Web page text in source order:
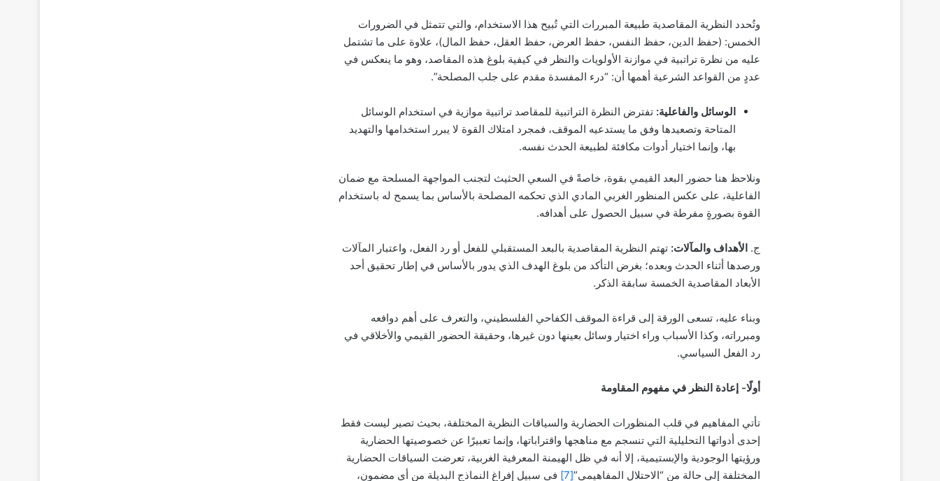
وتُحدد النظرية المقاصدية طبيعة المبررات التي تُبيح هذا الاستخدام، والتي تتمثل في الضرورات
الخمس: (حفظ الدين، حفظ النفس، حفظ العرض، حفظ العقل، حفظ المال)، علاوة على ما تشتمل
عليه من نظرة تراتبية في موازنة الأولويات والنظر في كيفية بلوغ هذه المقاصد، وهو ما ينعكس في
عددٍ من القواعد الشرعية أهمها أن: “درء المفسدة مقدم على جلب المصلحة”.
الوسائل والفاعلية: تفترض النظرة التراتبية للمقاصد تراتبية موازية في استخدام الوسائل
المتاحة وتصعيدها وفق ما يستدعيه الموقف، فمجرد امتلاك القوة لا يبرر استخدامها والتهديد
بها، وإنما اختيار أدوات مكافئة لطبيعة الحدث نفسه.
ونلاحظ هنا حضور البعد القيمي بقوة، خاصةً في السعي الحثيث لتجنب المواجهة المسلحة مع ضمان
الفاعلية، على عكس المنظور الغربي المادي الذي تحكمه المصلحة بالأساس بما يسمح له باستخدام
القوة بصورةٍ مفرطة في سبيل الحصول على أهدافه.
ج. الأهداف والمآلات: تهتم النظرية المقاصدية بالبعد المستقبلي للفعل أو رد الفعل، واعتبار المآلات
ورصدها أثناء الحدث وبعده؛ بغرض التأكد من بلوغ الهدف الذي يدور بالأساس في إطار تحقيق أحد
الأبعاد المقاصدية الخمسة سابقة الذكر.
وبناء عليه، تسعى الورقة إلى قراءة الموقف الكفاحي الفلسطيني، والتعرف على أهم دوافعه
ومبرراته، وكذا الأسباب وراء اختيار وسائل بعينها دون غيرها، وحقيقة الحضور القيمي والأخلاقي في
رد الفعل السياسي.
أولًا- إعادة النظر في مفهوم المقاومة
تأتي المفاهيم في قلب المنظورات الحضارية والسياقات النظرية المختلفة، بحيث تصير ليست فقط
إحدى أدواتها التحليلية التي تنسجم مع مناهجها واقتراباتها، وإنما تعبيرًا عن خصوصيتها الحضارية
ورؤيتها الوجودية والإبستيمية، إلا أنه في ظل الهيمنة المعرفية الغربية، تعرضت السياقات الحضارية
المختلفة إلى حالة من “الاحتلال المفاهيمي”[7] في سبيل إفراغ النماذج البديلة من أي مضمون،